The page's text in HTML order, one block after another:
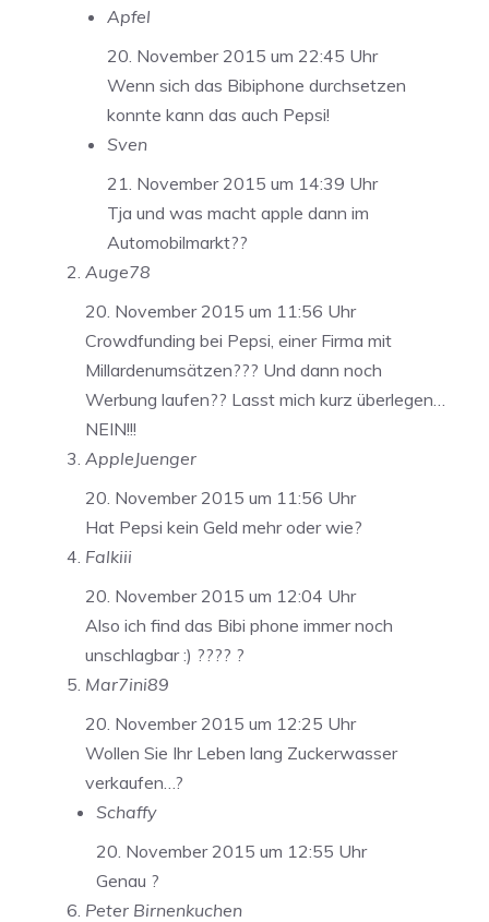
Apfel
20. November 2015 um 22:45 Uhr
Wenn sich das Bibiphone durchsetzen
konnte kann das auch Pepsi!
Sven
21. November 2015 um 14:39 Uhr
Tja und was macht apple dann im
Automobilmarkt??
Auge78
20. November 2015 um 11:56 Uhr
Crowdfunding bei Pepsi, einer Firma mit
Millardenumsätzen??? Und dann noch
Werbung laufen?? Lasst mich kurz überlegen…
NEIN!!!
AppleJuenger
20. November 2015 um 11:56 Uhr
Hat Pepsi kein Geld mehr oder wie?
Falkiii
20. November 2015 um 12:04 Uhr
Also ich find das Bibi phone immer noch
unschlagbar :) ???? ?
Mar7ini89
20. November 2015 um 12:25 Uhr
Wollen Sie Ihr Leben lang Zuckerwasser
verkaufen…?
Schaffy
20. November 2015 um 12:55 Uhr
Genau ?
Peter Birnenkuchen